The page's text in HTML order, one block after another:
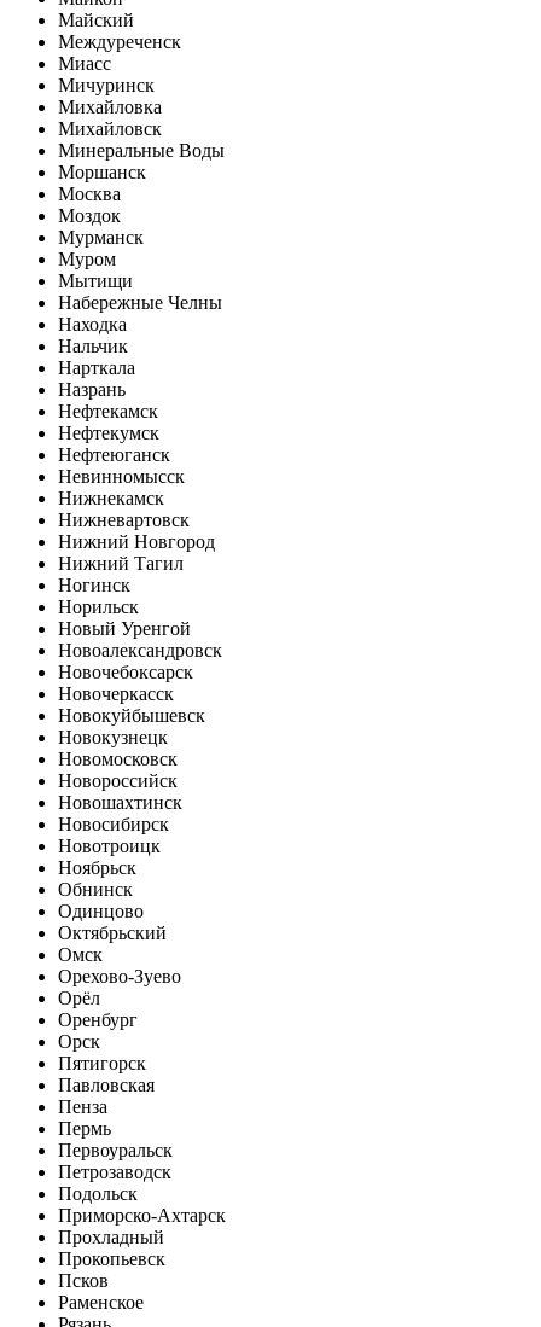
Майский
Междуреченск
Миасс
Мичуринск
Михайловка
Михайловск
Минеральные Воды
Моршанск
Москва
Моздок
Мурманск
Муром
Мытищи
Набережные Челны
Находка
Нальчик
Нарткала
Назрань
Нефтекамск
Нефтекумск
Нефтеюганск
Невинномысск
Нижнекамск
Нижневартовск
Нижний Новгород
Нижний Тагил
Ногинск
Норильск
Новый Уренгой
Новоалександровск
Новочебоксарск
Новочеркасск
Новокуйбышевск
Новокузнецк
Новомосковск
Новороссийск
Новошахтинск
Новосибирск
Новотроицк
Ноябрьск
Обнинск
Одинцово
Октябрьский
Омск
Орехово-Зуево
Орёл
Оренбург
Орск
Пятигорск
Павловская
Пенза
Пермь
Первоуральск
Петрозаводск
Подольск
Приморско-Ахтарск
Прохладный
Прокопьевск
Псков
Раменское